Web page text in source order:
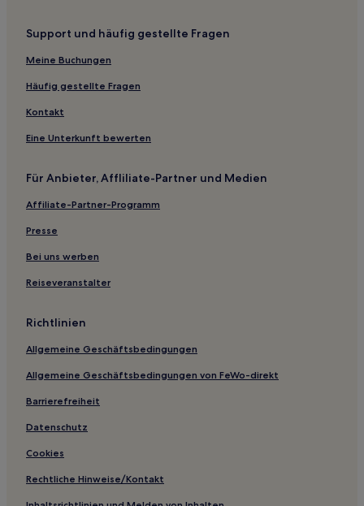
Support und häufig gestellte Fragen
Meine Buchungen
Häufig gestellte Fragen
Kontakt
Eine Unterkunft bewerten
Für Anbieter, Affliliate-Partner und Medien
Affiliate-Partner-Programm
Presse
Bei uns werben
Reiseveranstalter
Richtlinien
Allgemeine Geschäftsbedingungen
Allgemeine Geschäftsbedingungen von FeWo-direkt
Barrierefreiheit
Datenschutz
Cookies
Rechtliche Hinweise/Kontakt